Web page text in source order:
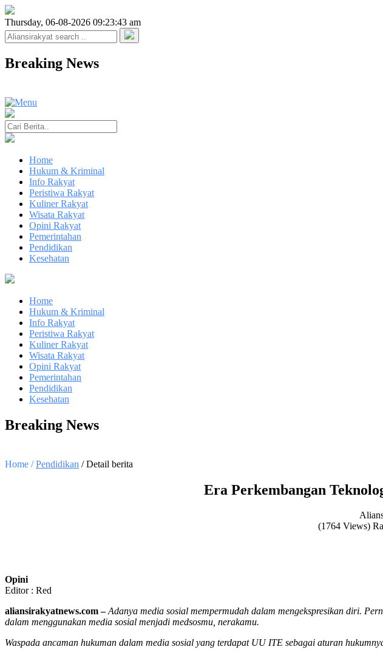
Thursday, 06-08-2026 09:23:43 am
Breaking News
Home
Hukum & Kriminal
Info Rakyat
Peristiwa Rakyat
Kuliner Rakyat
Wisata Rakyat
Opini Rakyat
Pemerintahan
Pendidikan
Kesehatan
Home
Hukum & Kriminal
Info Rakyat
Peristiwa Rakyat
Kuliner Rakyat
Wisata Rakyat
Opini Rakyat
Pemerintahan
Pendidikan
Kesehatan
Breaking News
Home /Pendidikan / Detail berita
Era Perkembangan
(1764 Views)
Opini
Editor : Red
aliansirakyatnews.com –Adanya media sosial mempermudah dalam mengekspresikan diri.
dalam menggunakan media sosial menjadi medsosmu, nerakamu.
Waspada ancaman hukuman dalam media sosial yang terdapat UU ITE sebagai aturan